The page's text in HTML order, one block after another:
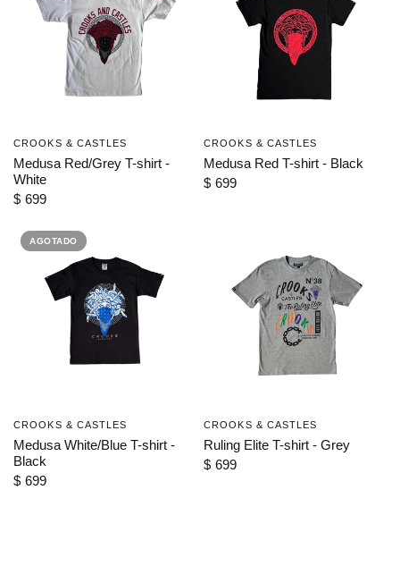
VISTA RÁPIDA
CROOKS & CASTLES
Medusa Red/Grey T-shirt -
White
$ 699
VISTA RÁPIDA
CROOKS & CASTLES
Medusa Red T-shirt - Black
$ 699
AGOTADO
VISTA RÁPIDA
CROOKS & CASTLES
Medusa White/Blue T-shirt -
Black
$ 699
VISTA RÁPIDA
CROOKS & CASTLES
Ruling Elite T-shirt - Grey
$ 699